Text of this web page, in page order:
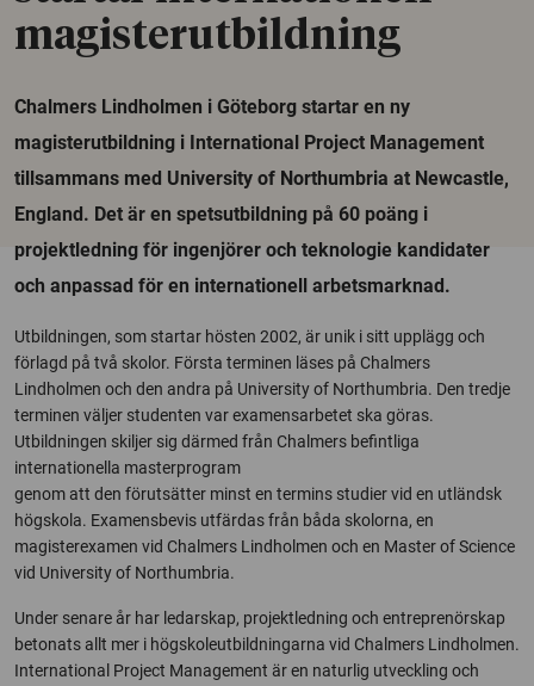
magisterutbildning
Chalmers Lindholmen i Göteborg startar en ny
magisterutbildning i International Project Management
tillsammans med University of Northumbria at Newcastle,
England. Det är en spetsutbildning på 60 poäng i
projektledning för ingenjörer och teknologie kandidater
och anpassad för en internationell arbetsmarknad.
Utbildningen, som startar hösten 2002, är unik i sitt upplägg och
förlagd på två skolor. Första terminen läses på Chalmers
Lindholmen och den andra på University of Northumbria. Den tredje
terminen väljer studenten var examensarbetet ska göras.
Utbildningen skiljer sig därmed från Chalmers befintliga
internationella masterprogram
genom att den förutsätter minst en termins studier vid en utländsk
högskola. Examensbevis utfärdas från båda skolorna, en
magisterexamen vid Chalmers Lindholmen och en Master of Science
vid University of Northumbria.
Under senare år har ledarskap, projektledning och entreprenörskap
betonats allt mer i högskoleutbildningarna vid Chalmers Lindholmen.
International Project Management är en naturlig utveckling och